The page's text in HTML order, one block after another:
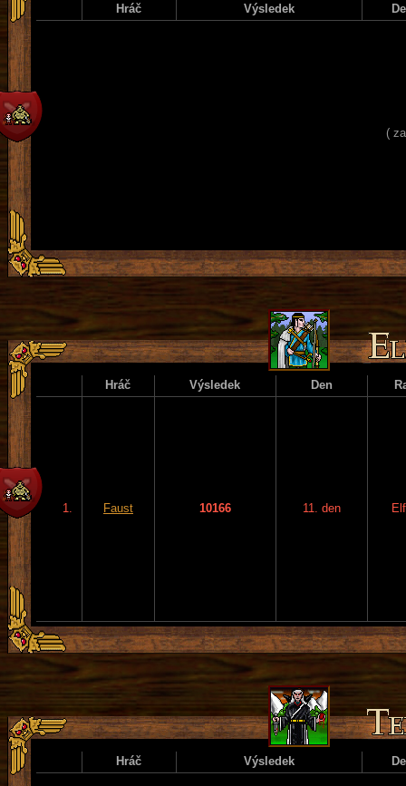
Hráč Výsledek
(
Hráč Výsledek Den
1. Faust 10166 11. den
Hráč Výsledek